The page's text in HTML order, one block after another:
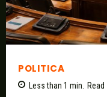
POLITICA
Less than 1 min. Read